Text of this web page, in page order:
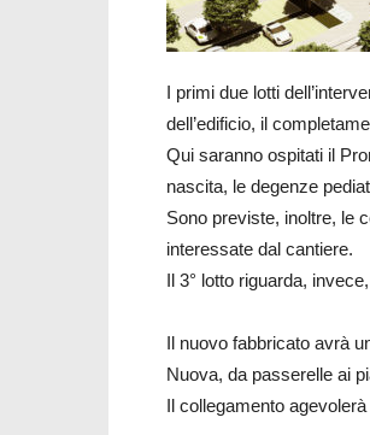
I primi due lotti
dell’edificio, il
Qui saranno ospitati il
nascita, le degenze
Sono previste, inoltre, le
interessate dal cantiere.
Il 3° lotto riguarda,
Il nuovo fabbricato avrà
Nuova, da passerelle ai
Il collegamento